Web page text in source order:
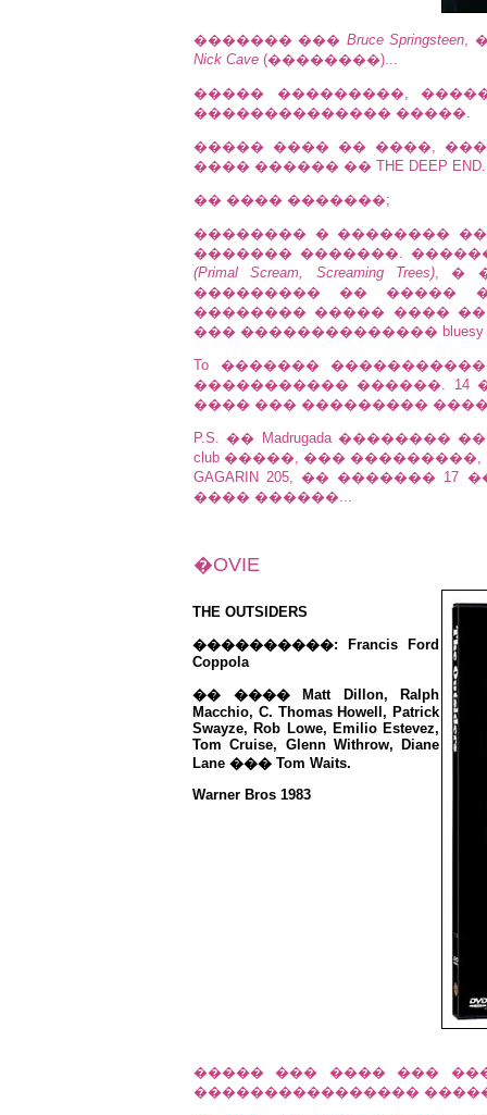
������� ��� Bruce Springsteen,
Nick Cave (��������)...
����� ���������,
�������������� �����.
����� ���� �� ����,
���� ������ �� THE DEEP END.
�� ���� �������;
�������� � ��������
������� �������.
(Primal Scream, Screaming Trees), �
��������� �� �����
�������� ����� ���� ��
��� ��������������
To �������
����������� ������.
���� ��� ���������
P.S. �� Madrugada
club �����, ���
GAGARIN 205, �� �������
���� ������...
�OVIE
THE OUTSIDERS
����������: Francis Ford
Coppola
�� ���� Matt Dillon, Ralph
Macchio, C. Thomas Howell, Patrick
Swayze, Rob Lowe, Emilio Estevez,
Tom Cruise, Glenn Withrow, Diane
Lane ��� Tom Waits.
Warner Bros 1983
����� ��� ���� ���
����������������